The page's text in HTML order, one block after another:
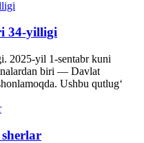
34-yilligi
2025-yil 1-sentabr kuni
biri — Davlat
Ushbu qutlug‘